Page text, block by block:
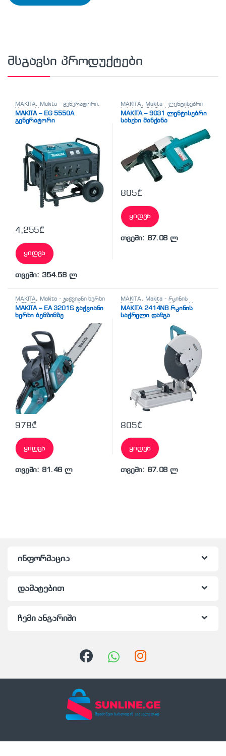
მსგავსი პროდუქტები
MAKITA, Makita - გენერატორი,
სხვადასხვა
MAKITA – EG 5550A
გენერატორი
4,255₾
ყიდვა
თვეში: 354.58 ლ
MAKITA, Makita - ლენტისებრი
სახეხი მანქანა ,სხვადასხვა
MAKITA – 9031 ლენტისებრი
სახეხი მანქანა
805₾
ყიდვა
თვეში: 67.08 ლ
MAKITA, Makita - ჯაჭვიანი ხერხი
ბენზინზე
ელ. დრუჟბები
MAKITA – EA 3201S ჯაჭვიანი
ხერხი ბენზინზე
978₾
ყიდვა
თვეში: 81.46 ლ
MAKITA, Makita - რკინის
საჭრელი დაზგა,სხვადასხვა
MAKITA 2414NB რკინის
საჭრელი დაზგა
805₾
ყიდვა
თვეში: 67.08 ლ
ინფორმაცია
დამატებით
ჩემი ანგარიში